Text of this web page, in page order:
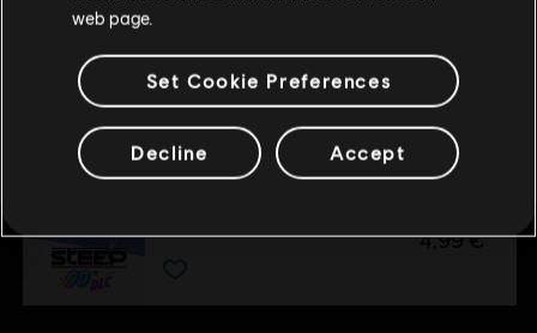
5,99 €
DLC
Steep
4,99 €
web page.
Set Cookie Preferences
Decline Accept